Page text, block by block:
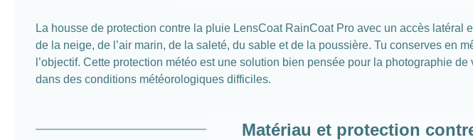
La housse de protection contre la pluie LensCoat RainCoat Pro avec un accès
de la neige, de l’air marin, de la saleté, du sable et de la poussière. Tu conserves en
l’objectif. Cette protection météo est une solution bien pensée pour la photographie
dans des conditions météorologiques difficiles.
Matériau et protection